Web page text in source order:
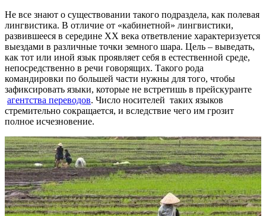
Не все знают о существовании такого подраздела, как полевая
лингвистика. В отличие от «кабинетной» лингвистики,
развившееся в середине XX века ответвление характеризуется
выездами в различные точки земного шара. Цель – выведать,
как тот или иной язык проявляет себя в естественной среде,
непосредственно в речи говорящих. Такого рода
командировки по большей части нужны для того, чтобы
зафиксировать языки, которые не встретишь в прейскуранте
агентства переводов. Число носителей таких языков
стремительно сокращается, и вследствие чего им грозит
полное исчезновение.